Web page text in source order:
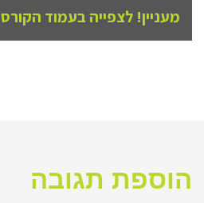
מעניין! לצפייה בעמוד הקורס
הוספת תגובה